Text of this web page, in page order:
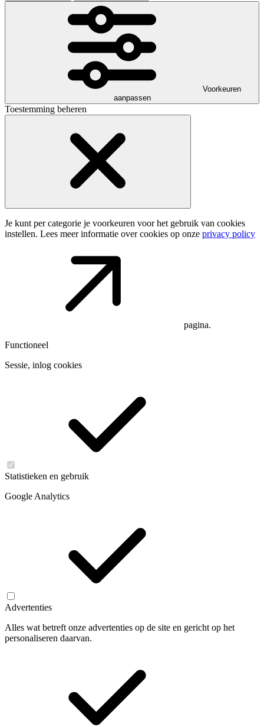
Voorkeuren
aanpassen
Toestemming beheren
Je kunt per categorie je voorkeuren voor het gebruik van cookies
instellen. Lees meer informatie over cookies op onze privacy policy
pagina.
Functioneel
Sessie, inlog cookies
Statistieken en gebruik
Google Analytics
Advertenties
Alles wat betreft onze advertenties op de site en gericht op het
personaliseren daarvan.